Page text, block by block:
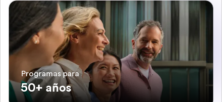
Programas para
50+ años